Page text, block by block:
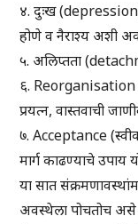
४. दुःख
होणे व नैराश्य अशी
५. अलिप्तता
६. Reorganisation
प्रयत्न, वास्तवाची
७. Acceptance
मार्ग काढण्याचे
या सात
अवस्थेला पोचतोच असे